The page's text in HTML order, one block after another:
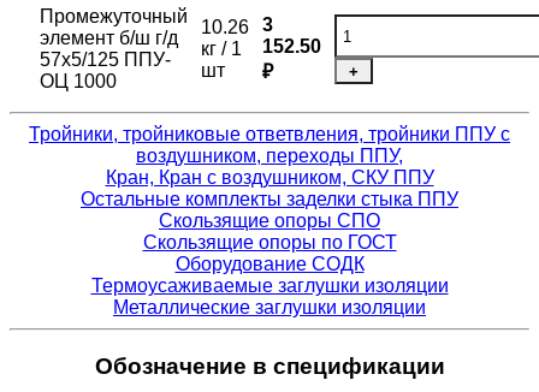
Промежуточный
элемент б/ш г/д
57х5/125 ППУ-
ОЦ 1000
10.26
кг / 1
шт
3
152.50
₽
+
Тройники, тройниковые ответвления, тройники ППУ с
воздушником, переходы ППУ,
Кран, Кран с воздушником, СКУ ППУ
Остальные комплекты заделки стыка ППУ
Скользящие опоры СПО
Скользящие опоры по ГОСТ
Оборудование СОДК
Термоусаживаемые заглушки изоляции
Металлические заглушки изоляции
Обозначение в спецификации